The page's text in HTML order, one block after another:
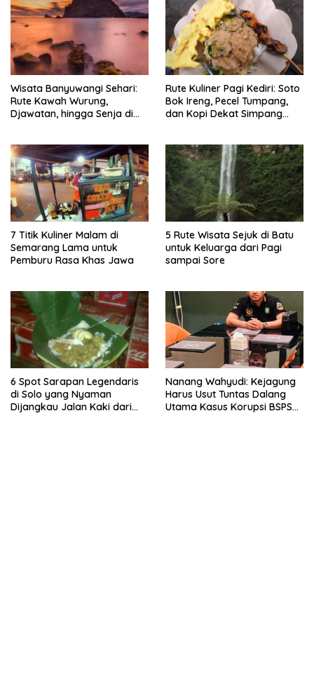
Wisata Banyuwangi Sehari:
Rute Kawah Wurung,
Djawatan, hingga Senja di
Rute Kuliner Pagi Kediri: Soto
Bok Ireng, Pecel Tumpang,
dan Kopi Dekat Simpang
7 Titik Kuliner Malam di
Semarang Lama untuk
Pemburu Rasa Khas Jawa
5 Rute Wisata Sejuk di Batu
untuk Keluarga dari Pagi
sampai Sore
6 Spot Sarapan Legendaris
di Solo yang Nyaman
Dijangkau Jalan Kaki dari
Nanang Wahyudi: Kejagung
Harus Usut Tuntas Dalang
Utama Kasus Korupsi BSPS